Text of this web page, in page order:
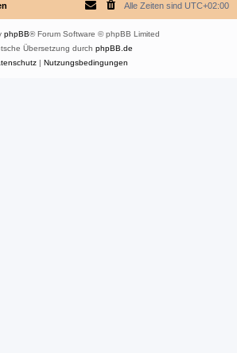
Alle Zeiten sind UTC+02:00
phpBB® Forum Software © phpBB Limited
Übersetzung durch phpBB.de
| Nutzungsbedingungen